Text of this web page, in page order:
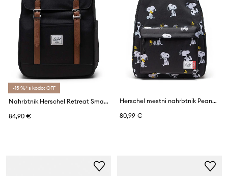
-15 %* s kodo: OFF
Nahrbtnik Herschel Retreat Small Backpack
84,90 €
Herschel mestni nahrbtnik Peanuts® Classic™ XL
80,99 €